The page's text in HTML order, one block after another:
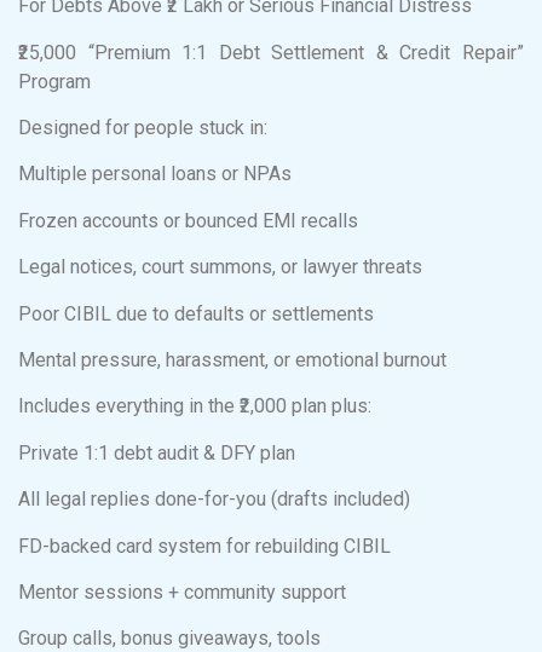
For Debts Above ₹2 Lakh or Serious Financial Distress
₹25,000 “Premium 1:1 Debt Settlement & Credit Repair”
Program
Designed for people stuck in:
Multiple personal loans or NPAs
Frozen accounts or bounced EMI recalls
Legal notices, court summons, or lawyer threats
Poor CIBIL due to defaults or settlements
Mental pressure, harassment, or emotional burnout
Includes everything in the ₹2,000 plan plus:
Private 1:1 debt audit & DFY plan
All legal replies done-for-you (drafts included)
FD-backed card system for rebuilding CIBIL
Mentor sessions + community support
Group calls, bonus giveaways, tools